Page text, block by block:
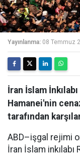
Yayınlanma: 08 Temmuz
İran İslam
Hamanei'nin
tarafından
ABD–işgal rejimi
İran İslam